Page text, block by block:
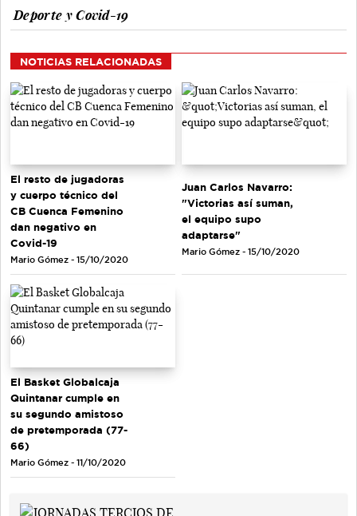
Deporte y Covid-19
NOTICIAS RELACIONADAS
El resto de jugadoras
y cuerpo técnico del
CB Cuenca Femenino
dan negativo en
Covid-19
Mario Gómez - 15/10/2020
Juan Carlos Navarro:
"Victorias así suman,
el equipo supo
adaptarse"
Mario Gómez - 15/10/2020
El Basket Globalcaja
Quintanar cumple en
su segundo amistoso
de pretemporada (77-
66)
Mario Gómez - 11/10/2020